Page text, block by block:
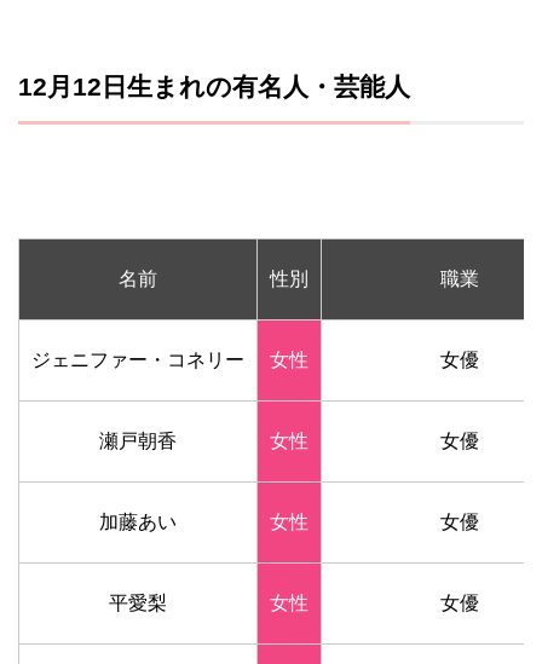
12月12日生まれの有名人・芸能人
名前 性別 職業
ジェニファー・コネリー 女性 女優
瀬戸朝香 女性 女優
加藤あい 女性 女優
平愛梨 女性 女優